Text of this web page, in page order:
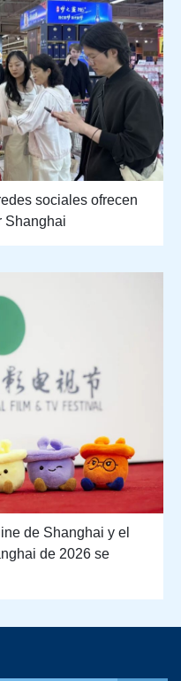
sociales ofrecen
Shanghai
de Shanghai y el
de 2026 se